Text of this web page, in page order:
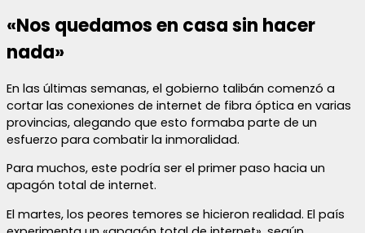
«Nos quedamos en casa sin hacer
nada»
En las últimas semanas, el gobierno talibán comenzó a
cortar las conexiones de internet de fibra óptica en varias
provincias, alegando que esto formaba parte de un
esfuerzo para combatir la inmoralidad.
Para muchos, este podría ser el primer paso hacia un
apagón total de internet.
El martes, los peores temores se hicieron realidad. El país